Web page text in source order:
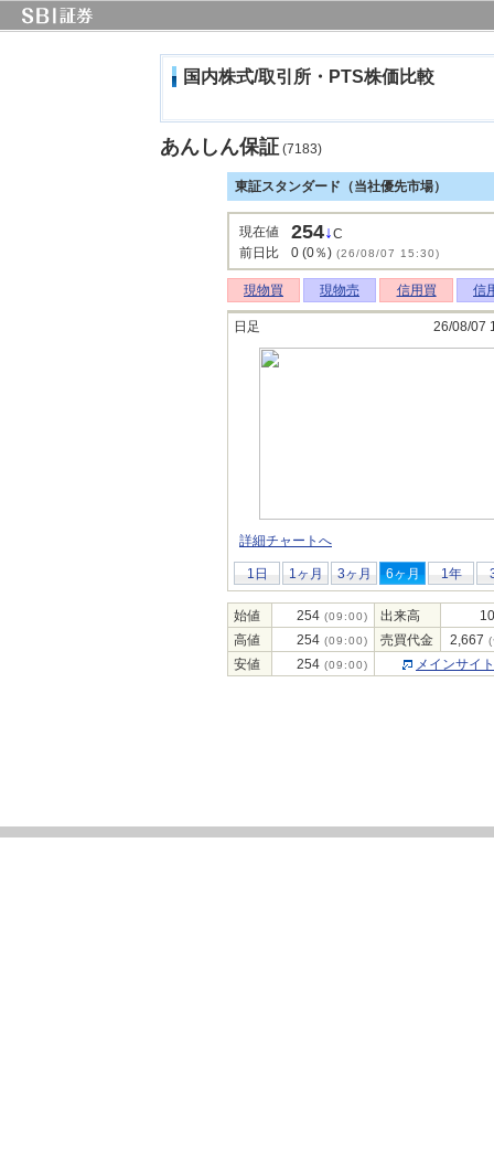
国内株式/取引所・PTS株価比較
あんしん保証 (7183)
東証スタンダード（当社優先市場）
現在値 254↓C
前日比
0 (0％) (26/08/07 15:30)
現物買 現物売 信用買 信
日足 26/08/07
詳細チャートへ
1日 1ヶ月 3ヶ月 6ヶ月 1年
始値 254 (09:00) 出来高
高値
254 (09:00) 売買代金 2,667
安値 254 (09:00) メインサイ